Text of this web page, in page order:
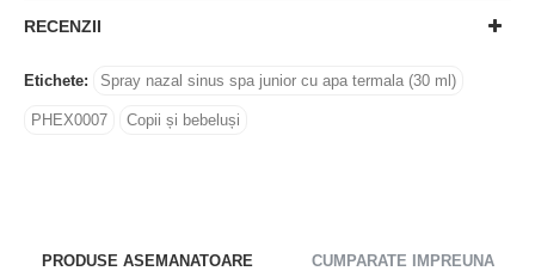
RECENZII
Etichete: Spray nazal sinus spa junior cu apa termala (30 ml)
PHEX0007 Copii și bebeluși
PRODUSE ASEMANATOARE CUMPARATE IMPREUNA